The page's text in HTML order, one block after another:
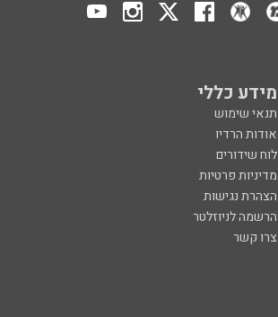
מידע כללי
תנאי שימוש
אודות הרדיו
לוח שידורים
מדיניות פרטיות
הצהרת נגישות
הרשמה לניוזלטר
צרו קשר